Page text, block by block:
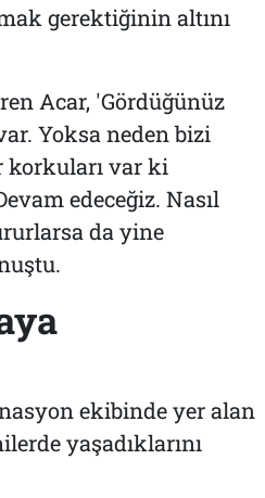
gerektiğinin altını
Acar, 'Gördüğünüz
Yoksa neden bizi
korkuları var ki
edeceğiz. Nasıl
da yine
ekibinde yer alan
yaşadıklarını